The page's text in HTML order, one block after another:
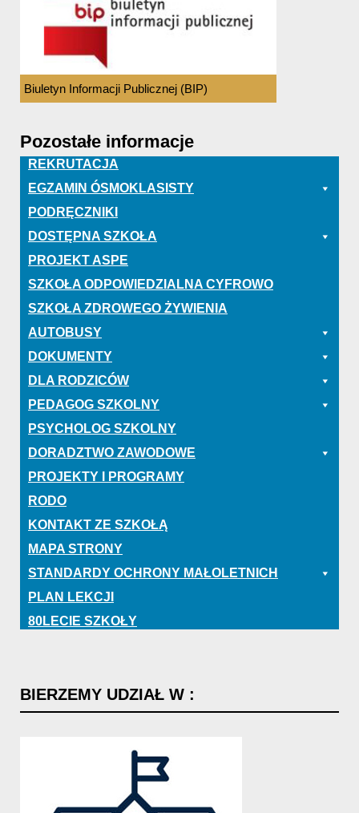
Biuletyn Informacji Publicznej (BIP)
Pozostałe informacje
REKRUTACJA
EGZAMIN ÓSMOKLASISTY
PODRĘCZNIKI
DOSTĘPNA SZKOŁA
PROJEKT ASPE
SZKOŁA ODPOWIEDZIALNA CYFROWO
SZKOŁA ZDROWEGO ŻYWIENIA
AUTOBUSY
DOKUMENTY
DLA RODZICÓW
PEDAGOG SZKOLNY
PSYCHOLOG SZKOLNY
DORADZTWO ZAWODOWE
PROJEKTY I PROGRAMY
RODO
KONTAKT ZE SZKOŁĄ
MAPA STRONY
STANDARDY OCHRONY MAŁOLETNICH
PLAN LEKCJI
80LECIE SZKOŁY
BIERZEMY UDZIAŁ W :